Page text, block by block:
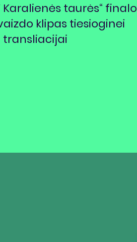
Karalienės taurės“ finalo
klipas tiesioginei
transliacijai